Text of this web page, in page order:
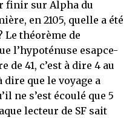
finir sur Alpha du
en 2105, quelle a été
Le théorème de
l’hypoténuse esapce-
de 41, c’est à dire 4 au
dire que le voyage a
ne s’est écoulé que 5
lecteur de SF sait